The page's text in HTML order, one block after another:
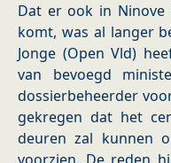
Dat er ook in Ninove
komt, was al langer
Jonge (Open Vld)
van bevoegd
dossierbeheerder
gekregen dat het
deuren zal kunnen